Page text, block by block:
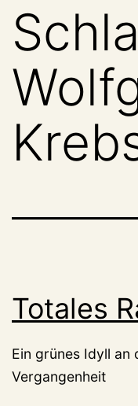
Totales
Ein grünes Idyll an
Vergangenheit